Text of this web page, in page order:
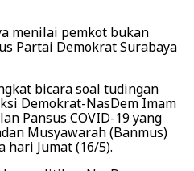
menilai pemkot bukan
Partai Demokrat Surabaya
bicara soal tudingan
Demokrat-NasDem Imam
Pansus COVID-19 yang
Musyawarah (Banmus)
hari Jumat (16/5).